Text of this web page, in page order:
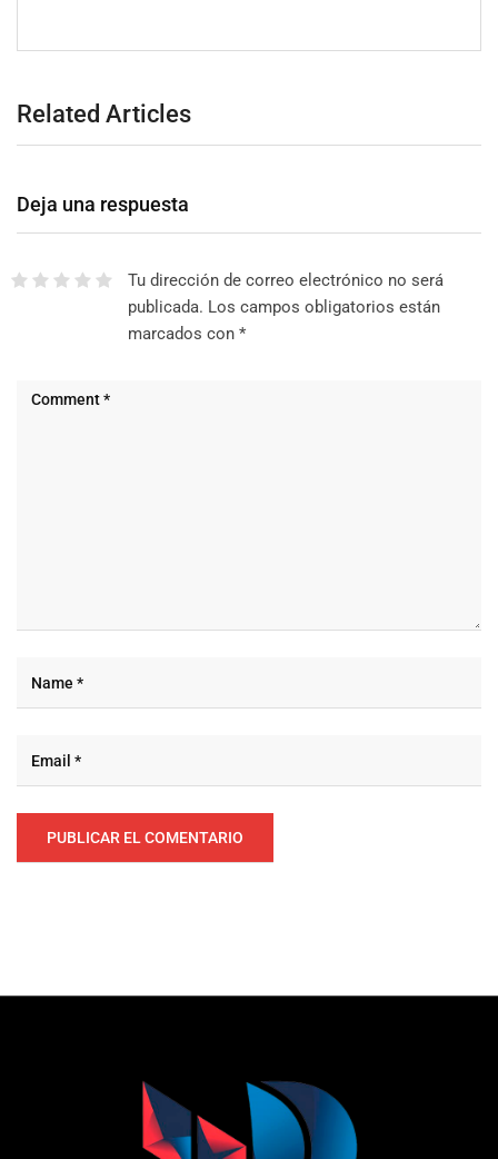
Related Articles
Deja una respuesta
Tu dirección de correo electrónico no será
publicada. Los campos obligatorios están
marcados con *